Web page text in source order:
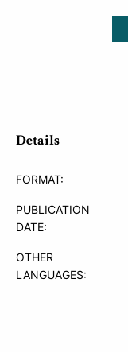
Details
FORMAT:
PUBLICATION
DATE:
OTHER
LANGUAGES: